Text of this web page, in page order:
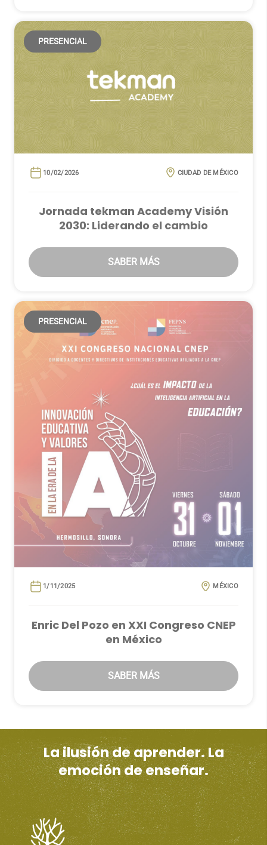
PRESENCIAL
10/02/2026 CIUDAD DE MÉXICO
Jornada tekman Academy Visión
2030: Liderando el cambio
SABER MÁS
PRESENCIAL
1/11/2025 MÉXICO
Enric Del Pozo en XXI Congreso CNEP
en México
SABER MÁS
La ilusión de aprender. La
emoción de enseñar.